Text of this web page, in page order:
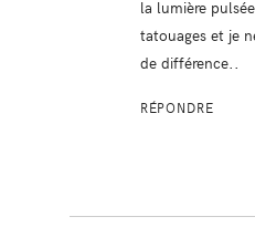
la lumière
tatouages et je
de différence..
RÉPONDRE